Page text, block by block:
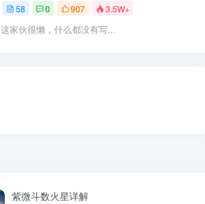
58 0 907 3.5W+
这家伙很懒，什么都没有写...
紫微斗数火星详解